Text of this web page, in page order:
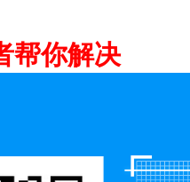
帮你解决